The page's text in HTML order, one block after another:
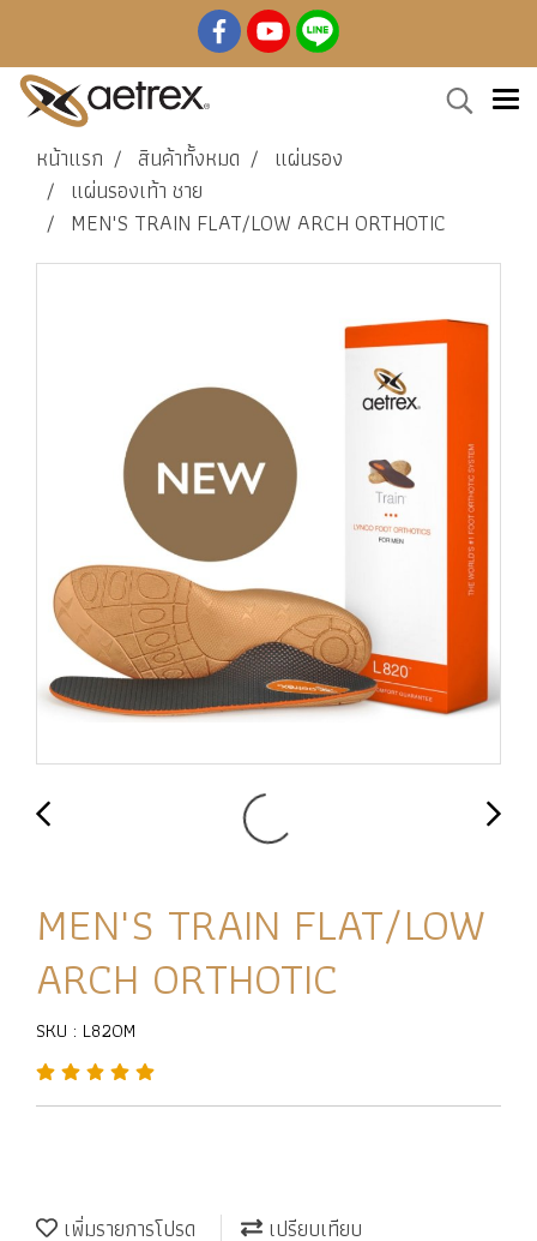
หน้าแรก สินค้าทั้งหมด
แผ่นรอง
แผ่นรองเท้า ชาย
MEN'S TRAIN FLAT/LOW ARCH ORTHOTIC
MEN'S TRAIN FLAT/LOW
ARCH ORTHOTIC
SKU : L820M
เพิ่มรายการโปรด เปรียบเทียบ